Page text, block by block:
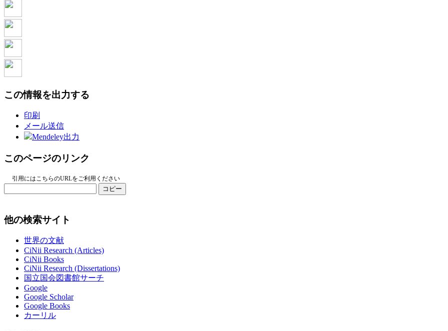
この情報を出力する
印刷
メール送信
Mendeley出力
このページのリンク
引用にはこちらのURLをご利用ください
コピー
他の検索サイト
世界の文献
CiNii Research (Articles)
CiNii Books
CiNii Research (Dissertations)
国立国会図書館サーチ
Google
Google Scholar
Google Books
カーリル